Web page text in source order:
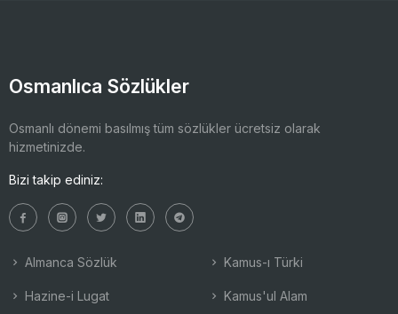
Osmanlıca Sözlükler
Osmanlı dönemi basılmış tüm sözlükler ücretsiz olarak
hizmetinizde.
Bizi takip ediniz:
Almanca Sözlük
Hazine-i Lugat
Kamus-ı Türki
Kamus'ul Alam